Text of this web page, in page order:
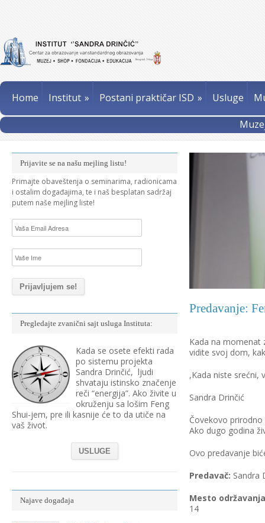
Home Institut » Postani praktičar ISD » Usluge
Predavanje:
Kada na momenat
vidite svoj dom,
,Kada niste srećni,
Sandra Drinčić
Čovekovo
Ako dugo godina
Ovo predavanje
Predavač: Sandra
Mesto održavanja
14
Prijavite se na našu mejling listu!
Primajte obaveštenja o seminarima, radionicama
i ostalim događajima, te i naš besplatan sadržaj
putem naše mejling liste!
Pregledajte zvanični sajt usluga Instituta:
Kada se osete efekti rada
po sistemu projekta
Sandra Drinčić, ljudi
shvataju istinsko značenje
reči “energija”. Ako živite u
okruženju sa lošim Feng
Shui-jem, pre ili kasnije će to da utiče na
vaš život.
USLUGE
Najave događaja